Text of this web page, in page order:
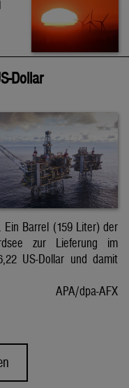
Dollar
Barrel (159 Liter) der
zur Lieferung im
US-Dollar und damit
APA/dpa-AFX